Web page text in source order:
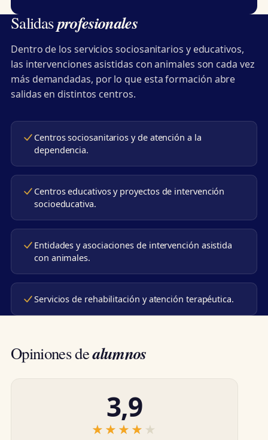
Salidasprofesionales
Dentro de los servicios sociosanitarios y educativos,
las intervenciones asistidas con animales son cada vez
más demandadas, por lo que esta formación abre
salidas en distintos centros.
Centros sociosanitarios y de atención a la
dependencia.
Centros educativos y proyectos de intervención
socioeducativa.
Entidades y asociaciones de intervención asistida
con animales.
Servicios de rehabilitación y atención terapéutica.
Opiniones dealumnos
3,9
★★★★★
★★★★★